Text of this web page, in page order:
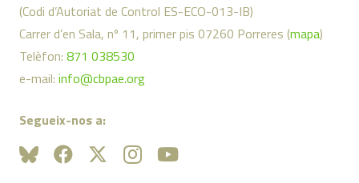
(Codi d’Autoriat de Control ES-ECO-013-IB)
Carrer d’en Sala, nº 11, primer pis 07260 Porreres (mapa)
Telèfon: 871 038530
e-mail: info@cbpae.org
Segueix-nos a: